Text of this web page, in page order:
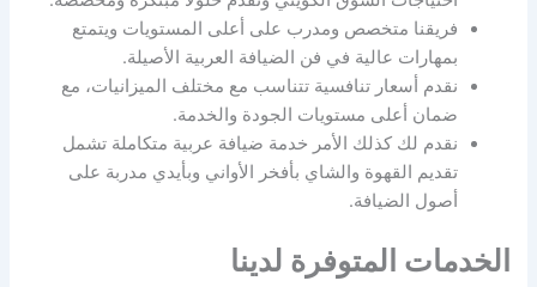
فريقنا متخصص ومدرب على أعلى المستويات ويتمتع
بمهارات عالية في فن الضيافة العربية الأصيلة.
نقدم أسعار تنافسية تتناسب مع مختلف الميزانيات، مع
ضمان أعلى مستويات الجودة والخدمة.
نقدم لك كذلك الأمر خدمة ضيافة عربية متكاملة تشمل
تقديم القهوة والشاي بأفخر الأواني وبأيدي مدربة على
أصول الضيافة.
الخدمات المتوفرة لدينا